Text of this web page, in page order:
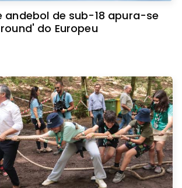
andebol de sub-18 apura-se
do Europeu